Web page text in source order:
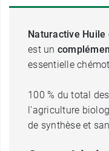
Naturactive
est un
essentielle
100 % du total
l'agriculture
de synthèse et